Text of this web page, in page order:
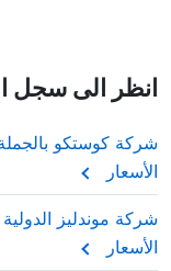
انظر الى سجل
شركة كوستكو
الأسعار
شركة موندليز
الأسعار